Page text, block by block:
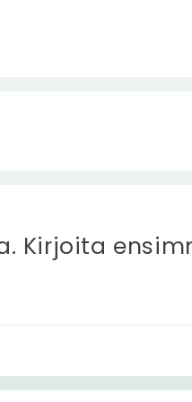
Kirjoita